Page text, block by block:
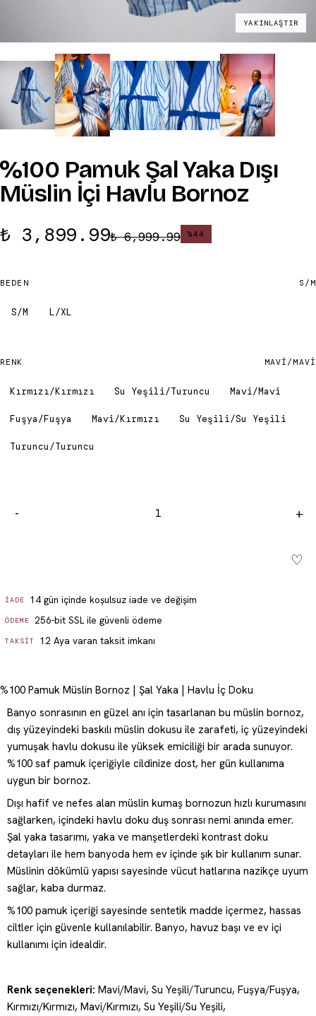
YAKINLAŞTIR
Pamuk Şal Yaka Dışı
Müslin İçi Havlu Bornoz
₺ 3,899.99₺ 6,999.99 %44
BEDEN S/M
S/M L/XL
RENK MAVI/MAVI
Kırmızı/Kırmızı Su Yeşili/Turuncu Mavi/Mavi
Fuşya/Fuşya Mavi/Kırmızı Su Yeşili/Su Yeşili
Turuncu/Turuncu
- +
♡
İADE 14 gün içinde koşulsuz iade ve değişim
ÖDEME 256-bit SSL ile güvenli ödeme
TAKSIT 12 Aya varan taksit imkanı
%100 Pamuk Müslin Bornoz | Şal Yaka | Havlu İç Doku
Banyo sonrasının en güzel anı için tasarlanan bu müslin bornoz,
dış yüzeyindeki baskılı müslin dokusu ile zarafeti, iç yüzeyindeki
yumuşak havlu dokusu ile yüksek emiciliği bir arada sunuyor.
%100 saf pamuk içeriğiyle cildinize dost, her gün kullanıma
uygun bir bornoz.
Dışı hafif ve nefes alan müslin kumaş bornozun hızlı kurumasını
sağlarken, içindeki havlu doku duş sonrası nemi anında emer.
Şal yaka tasarımı, yaka ve manşetlerdeki kontrast doku
detayları ile hem banyoda hem ev içinde şık bir kullanım sunar.
Müslinin dökümlü yapısı sayesinde vücut hatlarına nazikçe uyum
sağlar, kaba durmaz.
%100 pamuk içeriği sayesinde sentetik madde içermez, hassas
ciltler için güvenle kullanılabilir. Banyo, havuz başı ve ev içi
kullanımı için idealdir.
Renk seçenekleri: Mavi/Mavi, Su Yeşili/Turuncu, Fuşya/Fuşya,
Kırmızı/Kırmızı, Mavi/Kırmızı, Su Yeşili/Su Yeşili,